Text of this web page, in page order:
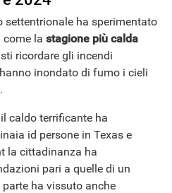
settentrionale ha sperimentato
come la stagione più calda
ricordare gli incendi
inondato di fumo i cieli
caldo terrificante ha
id persone in Texas e
la cittadinanza ha
pari a quelle di un
ha vissuto anche